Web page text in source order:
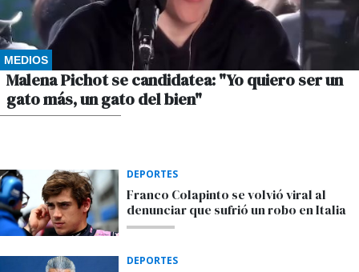
MEDIOS
Malena Pichot se candidatea: "Yo quiero ser un
gato más, un gato del bien"
DEPORTES
Franco Colapinto se volvió viral al
denunciar que sufrió un robo en Italia
DEPORTES